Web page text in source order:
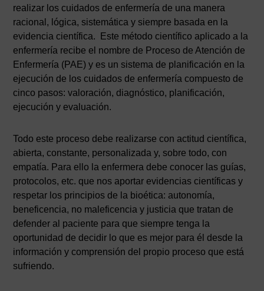
realizar los cuidados de enfermería de una manera
racional, lógica, sistemática y siempre basada en la
evidencia científica. Este método científico aplicado a la
enfermería recibe el nombre de Proceso de Atención de
Enfermería (PAE) y es un sistema de planificación en la
ejecución de los cuidados de enfermería compuesto de
cinco pasos: valoración, diagnóstico, planificación,
ejecución y evaluación.
Todo este proceso debe realizarse con actitud científica,
abierta, constante, personalizada y, sobre todo, con
empatía. Para ello la enfermera debe conocer las guías,
protocolos, etc. que nos aportar evidencias científicas y
respetar los principios de la bioética: autonomía,
beneficencia, no maleficencia y justicia que tratan de
defender al paciente para que siempre tenga la
oportunidad de decidir lo que es mejor para él desde la
información y comprensión del propio proceso que está
sufriendo.